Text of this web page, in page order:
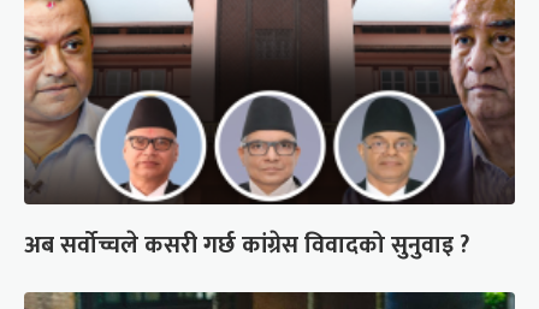
अब सर्वोच्चले कसरी गर्छ कांग्रेस विवादको सुनुवाइ ?